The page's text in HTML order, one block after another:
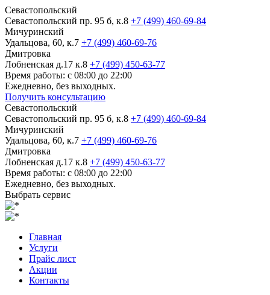
Севастопольский
Севастопольский пр. 95 б, к.8 +7 (499) 460-69-84
Мичуринский
Удальцова, 60, к.7 +7 (499) 460-69-76
Дмитровка
Лобненская д.17 к.8 +7 (499) 450-63-77
Время работы: с 08:00 до 22:00
Ежедневно, без выходных.
Получить консультацию
Севастопольский
Севастопольский пр. 95 б, к.8 +7 (499) 460-69-84
Мичуринский
Удальцова, 60, к.7 +7 (499) 460-69-76
Дмитровка
Лобненская д.17 к.8 +7 (499) 450-63-77
Время работы: с 08:00 до 22:00
Ежедневно, без выходных.
Выбрать сервис
Главная
Услуги
Прайс лист
Акции
Контакты